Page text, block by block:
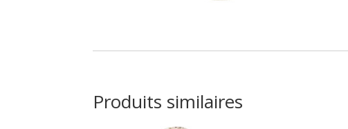
Produits similaires